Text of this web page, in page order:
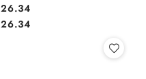
Cena:
26.34
Cena:
26.34